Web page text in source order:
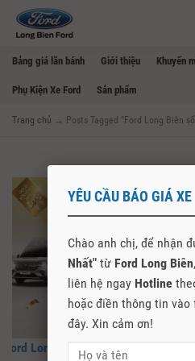
Bảng giá lăn bánh Giới thiệu Khuyến
Phụ Kiện Xe Ford Sản phẩm
Trang chủ → Posts Tagged "Ford Long Biên
Ford Long Biên – Thời Điểm Vàng
YÊU CẦU BÁO GIÁ XE
Chào anh chị, để nhận
Nhất" từ Ford Long Biên
liên hệ ngay Hotline
hoặc điền thông tin
đây. Xin cảm ơn!